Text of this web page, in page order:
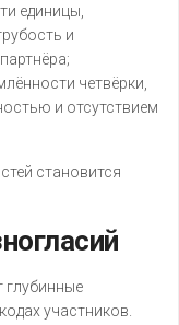
единицы,
и
четвёрки,
и отсутствием
становится
глубинные
участников.